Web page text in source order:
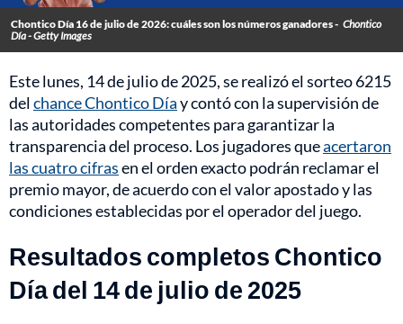
Chontico Día 16 de julio de 2026: cuáles son los números ganadores - Chontico
Día - Getty Images
Este lunes, 14 de julio de 2025, se realizó el sorteo 6215
delchance Chontico Díay contó con la supervisión de
las autoridades competentes para garantizar la
transparencia del proceso. Los jugadores queacertaron
las cuatro cifrasen el orden exacto podrán reclamar el
premio mayor, de acuerdo con el valor apostado y las
condiciones establecidas por el operador del juego.
Resultados completos Chontico
Día del 14 de julio de 2025